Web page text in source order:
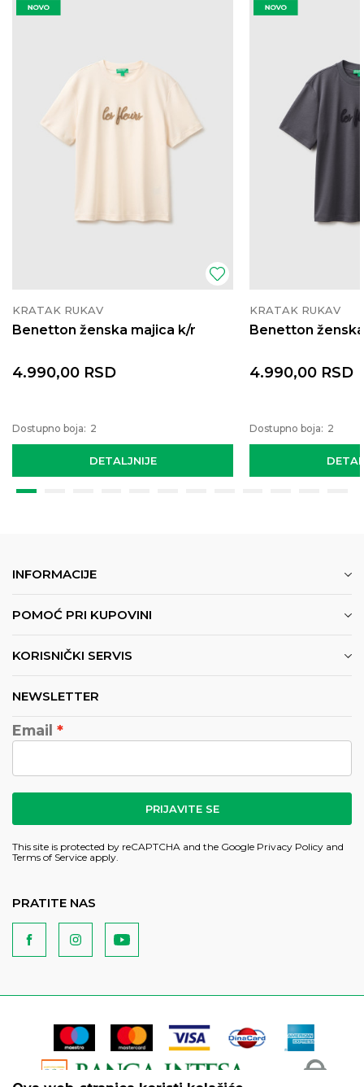
KRATAK RUKAV
Benetton ženska majica k/r
DETALJNIJE
4.990,00 RSD
Dostupno boja: 2
KRATAK RUKAV
Benetton
4.990,00 RSD
Dostupno boja: 2
INFORMACIJE
POMOĆ PRI KUPOVINI
KORISNIČKI SERVIS
NEWSLETTER
Email
PRIJAVITE SE
This site is protected by reCAPTCHA and the Google Privacy Policy and
Terms of Service apply.
PRATITE NAS